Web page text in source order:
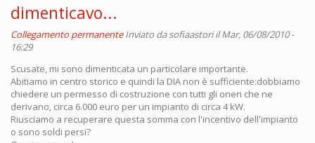
dimenticavo...
Collegamento permanente Inviato da sofiaastoriil Mar, 06/08/2010 -
16:29
Scusate, mi sono dimenticata un particolare importante.
Abitiamo in centro storico e quindi la DIA non è sufficiente:dobbiamo
chiedere un permesso di costruzione con tutti gli oneri che ne
derivano, circa 6.000 euro per un impianto di circa 4 kW.
Riusciamo a recuperare questa somma con l'incentivo dell'impianto
o sono soldi persi?